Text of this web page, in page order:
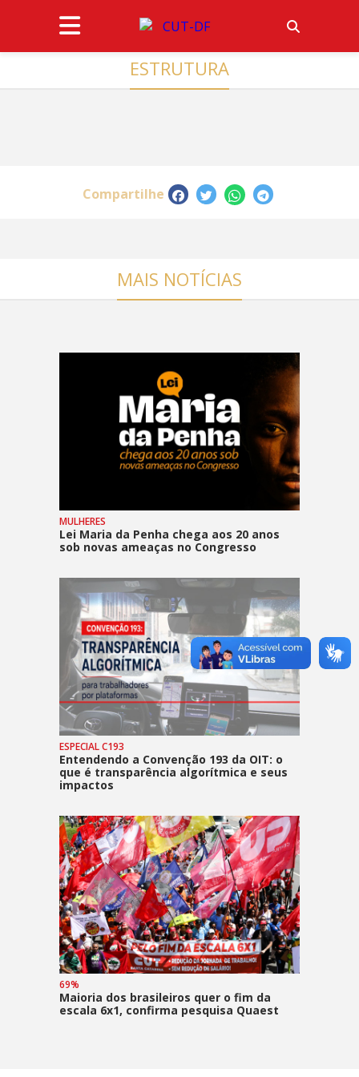
ESTRUTURA
Compartilhe
MAIS NOTÍCIAS
MULHERES
Lei Maria da Penha chega aos 20 anos
sob novas ameaças no Congresso
ESPECIAL C193
Entendendo a Convenção 193 da OIT: o
que é transparência algorítmica e seus
impactos
69%
Maioria dos brasileiros quer o fim da
escala 6x1, confirma pesquisa Quaest